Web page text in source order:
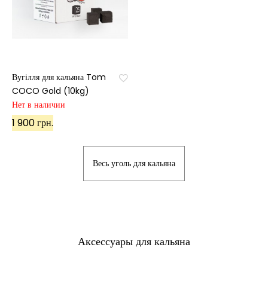
Вугілля для кальяна Tom
COCO Gold (10kg)
Нет в наличии
1 900 грн.
Весь уголь для кальяна
Аксессуары для кальяна